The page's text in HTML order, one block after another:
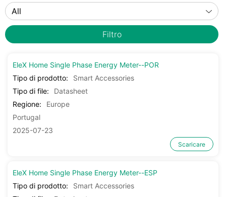
Filtro
EleX Home Single Phase Energy Meter--POR
Tipo di prodotto:
Smart Accessories
Tipo di file:
Datasheet
Regione:
Europe
Portugal
2025-07-23
Scaricare
EleX Home Single Phase Energy Meter--ESP
Tipo di prodotto:
Smart Accessories